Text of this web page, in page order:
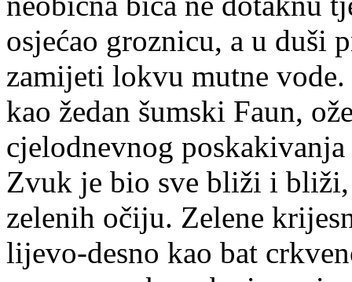
osjećao groznicu, a u duši
zamijeti lokvu mutne
kao žedan šumski Faun,
cjelodnevnog
Zvuk je bio sve bliži i
zelenih očiju. Zelene
lijevo-desno kao bat